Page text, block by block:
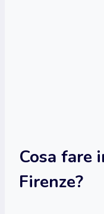
Cosa fare
Firenze?